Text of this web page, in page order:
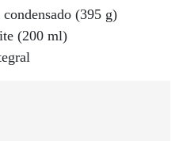
(395 g)
(200 ml)